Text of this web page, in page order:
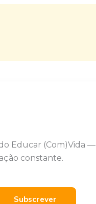
Educar (Com)Vida —
constante.
Subscrever